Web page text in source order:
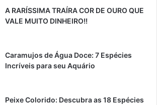
A RARÍSSIMA TRAÍRA COR DE OURO QUE
VALE MUITO DINHEIRO!!
Caramujos de Água Doce: 7 Espécies
Incríveis para seu Aquário
Peixe Colorido: Descubra as 18 Espécies